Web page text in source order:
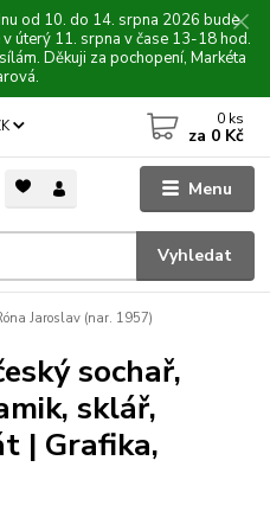
od 10. do 14. srpna 2026 bude
úterý 11. srpna v čase 13-18 hod.
Děkuji za pochopení, Markéta
Menu
Vyhledat
0 ks
za 0 Kč
Jaroslav (nar. 1957)
sochař,
sklář,
| Grafika,